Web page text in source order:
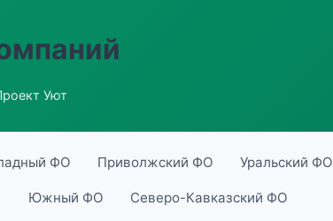
Уют
ФО Приволжский ФО Уральский ФО
Южный ФО Северо-Кавказский ФО